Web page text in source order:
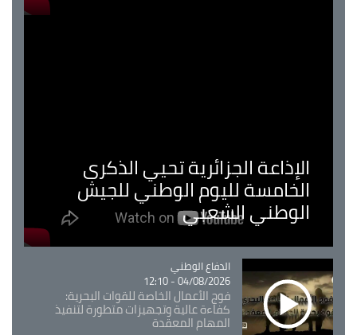
الإذاعة الجزائرية تحيي الذكرى
الخامسة لليوم الوطني للجيش
الوطني الشعبي
Catégorie
الدفاع الوطني
04/08/2026 - 12:10
فوج الأعمال الخاصة للقوات البحرية:
كفاءة عالية وتجهيزات متطورة لتنفيذ
المهام المعقدة